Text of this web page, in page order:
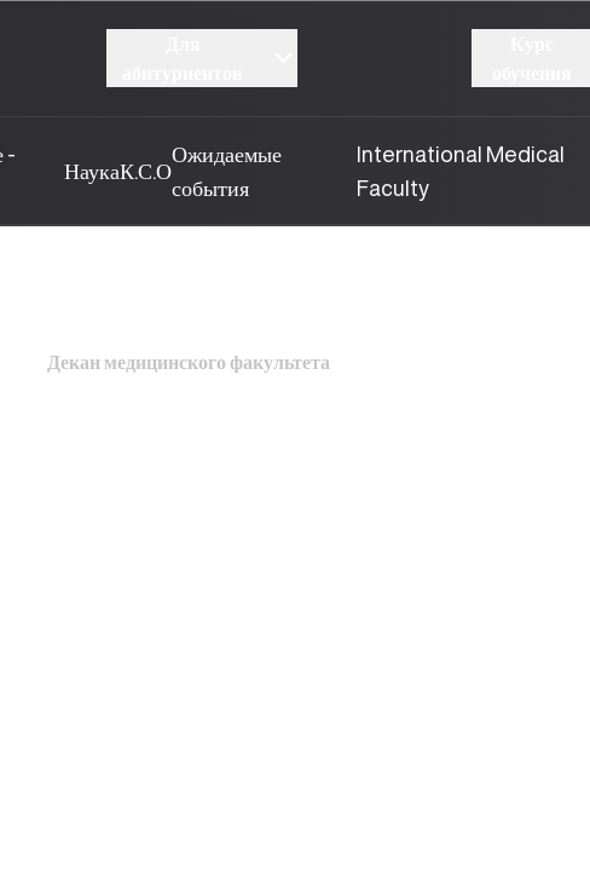
-
НаукаК.С.О
Ожидаемые
события
International Medical
Faculty
Декан медицинского факультета